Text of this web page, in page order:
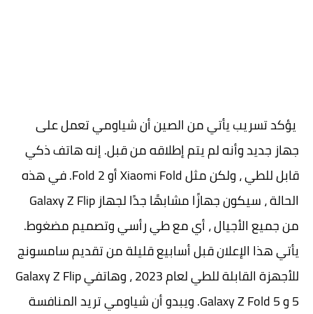
يؤكد تسريب يأتي من الصين أن شياومي تعمل على
جهاز جديد وأنه لم يتم إطلاقه من قبل. إنه هاتف ذكي
قابل للطي ، ولكن مثل Xiaomi Fold أو Fold 2. في هذه
الحالة ، سيكون جهازًا مشابهًا جدًا لجهاز Galaxy Z Flip
من جميع الأجيال ، أي مع طي رأسي وتصميم مضغوط.
يأتي هذا الإعلان قبل أسابيع قليلة من تقديم سامسونج
للأجهزة القابلة للطي لعام 2023 ، وهاتفي Galaxy Z Flip
5 و Galaxy Z Fold 5. ويبدو أن شياومي تريد المنافسة